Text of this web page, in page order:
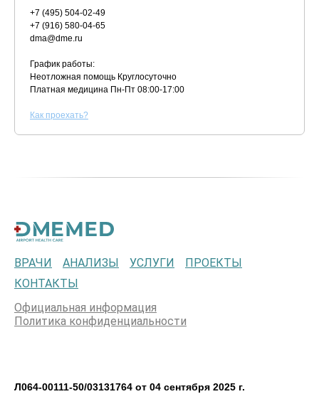
+7 (495) 504-02-49
+7 (916) 580-04-65
dma@dme.ru
График работы:
Неотложная помощь Круглосуточно
Платная медицина Пн-Пт 08:00-17:00
Как проехать?
ВРАЧИ АНАЛИЗЫ УСЛУГИ
ПРОЕКТЫ
КОНТАКТЫ
Официальная информация
Политика конфиденциальности
Л064-00111-50/03131764 от 04 сентября 2025 г.